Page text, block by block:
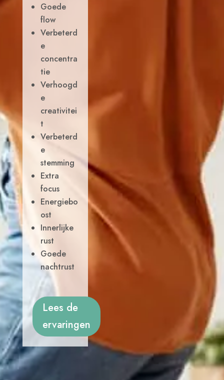
Goede
flow
Verbeterd
e
concentra
tie
Verhoogd
e
creativitei
t
Verbeterd
e
stemming
Extra
focus
Energiebo
ost
Innerlijke
rust
Goede
nachtrust
Lees de
ervaringen